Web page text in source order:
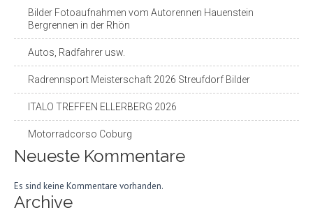
Bilder Fotoaufnahmen vom Autorennen Hauenstein
Bergrennen in der Rhön
Autos, Radfahrer usw.
Radrennsport Meisterschaft 2026 Streufdorf Bilder
ITALO TREFFEN ELLERBERG 2026
Motorradcorso Coburg
Neueste Kommentare
Es sind keine Kommentare vorhanden.
Archive